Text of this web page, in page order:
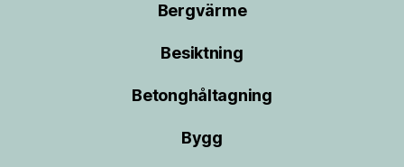
Bergvärme
Besiktning
Betonghåltagning
Bygg